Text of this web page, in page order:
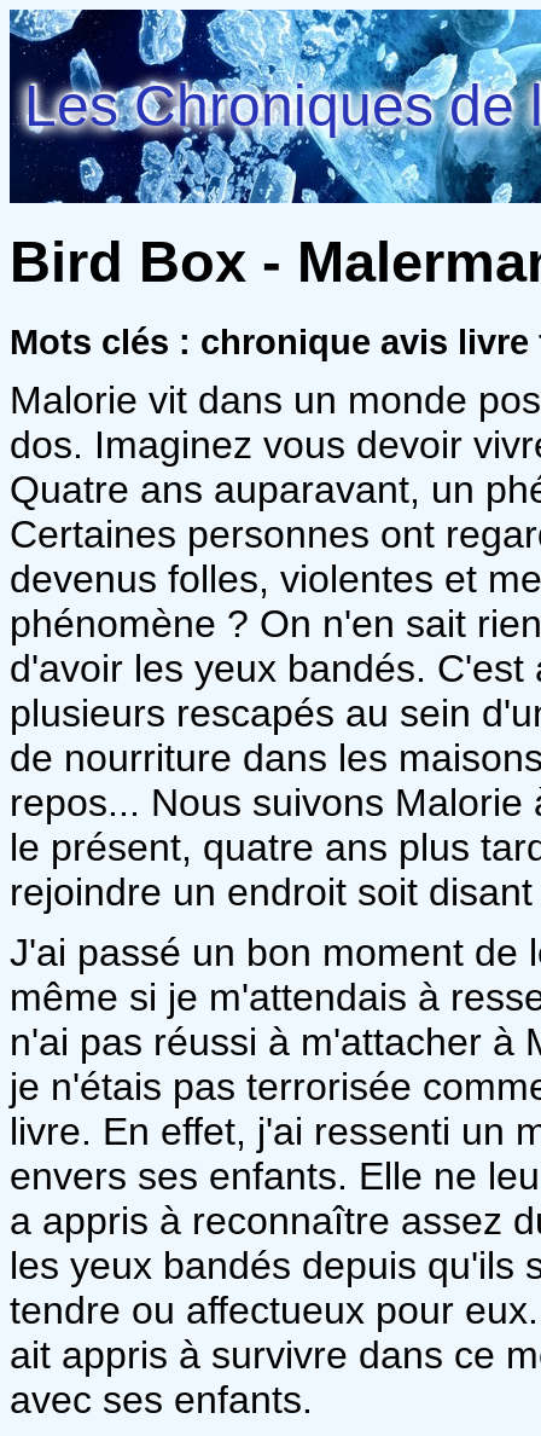
Les Chroniques de
Bird Box -
Mots clés : chronique avis
Malorie vit dans un monde
dos. Imaginez vous devoir
Quatre ans auparavant, un
Certaines personnes ont
devenus folles, violentes et
phénomène ? On n'en sait
d'avoir les yeux bandés.
plusieurs rescapés au sein
de nourriture dans les
repos... Nous suivons
le présent, quatre ans plus
rejoindre un endroit soit
J'ai passé un bon moment de
même si je m'attendais à
n'ai pas réussi à m'attacher à
je n'étais pas terrorisée
livre. En effet, j'ai ressenti un
envers ses enfants. Elle ne
a appris à reconnaître assez
les yeux bandés depuis qu'ils
tendre ou affectueux pour
ait appris à survivre dans ce
avec ses enfants.